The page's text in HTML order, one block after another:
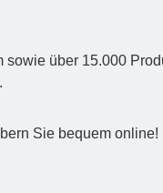
über 15.000
Sie bequem online!